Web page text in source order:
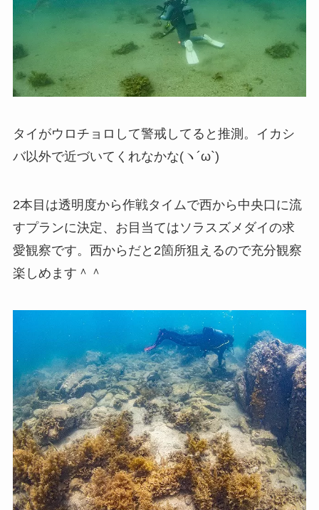
タイがウロチョロして警戒してると推測。イカシ
バ以外で近づいてくれなかな(ヽ´ω`)
2本目は透明度から作戦タイムで西から中央口に流
すプランに決定、お目当てはソラスズメダイの求
愛観察です。西からだと2箇所狙えるので充分観察
楽しめます＾＾